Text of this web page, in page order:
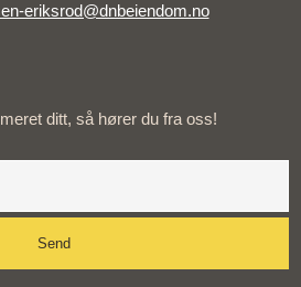
eriksrod@dnbeiendom.no
ditt, så hører du fra oss!